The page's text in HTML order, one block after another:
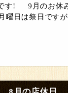
す! 9月のお休
曜日は祭日です